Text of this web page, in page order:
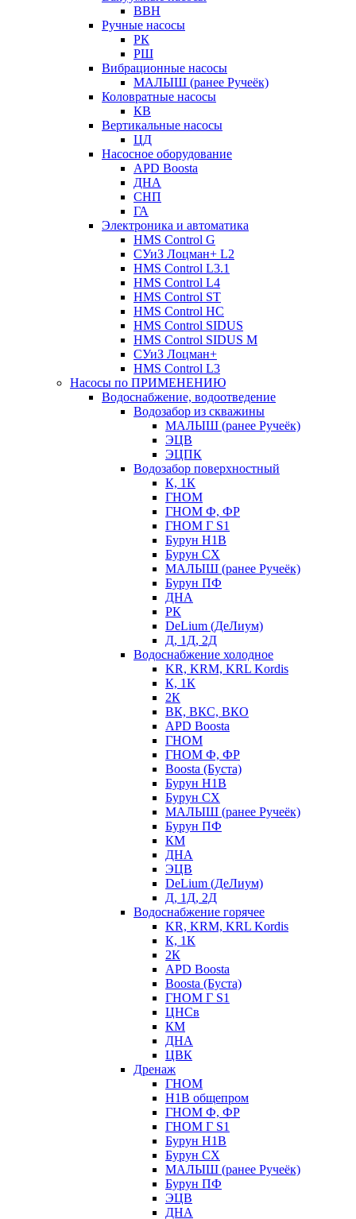
ВВН
Ручные насосы
РК
РШ
Вибрационные насосы
МАЛЫШ (ранее Ручеёк)
Коловратные насосы
КВ
Вертикальные насосы
ЦД
Насосное оборудование
APD Boosta
ДНА
СНП
ГА
Электроника и автоматика
HMS Control G
СУиЗ Лоцман+ L2
HMS Control L3.1
HMS Control L4
HMS Control ST
HMS Control HC
HMS Control SIDUS
HMS Control SIDUS M
СУиЗ Лоцман+
HMS Control L3
Насосы по ПРИМЕНЕНИЮ
Водоснабжение, водоотведение
Водозабор из скважины
МАЛЫШ (ранее Ручеёк)
ЭЦВ
ЭЦПК
Водозабор поверхностный
К, 1К
ГНОМ
ГНОМ Ф, ФР
ГНОМ Г S1
Бурун Н1В
Бурун СХ
МАЛЫШ (ранее Ручеёк)
Бурун ПФ
ДНА
РК
DeLium (ДеЛиум)
Д, 1Д, 2Д
Водоснабжение холодное
KR, KRM, KRL Kordis
К, 1К
2К
ВК, ВКС, ВКО
APD Boosta
ГНОМ
ГНОМ Ф, ФР
Boosta (Буста)
Бурун Н1В
Бурун СХ
МАЛЫШ (ранее Ручеёк)
Бурун ПФ
КМ
ДНА
ЭЦВ
DeLium (ДеЛиум)
Д, 1Д, 2Д
Водоснабжение горячее
KR, KRM, KRL Kordis
К, 1К
2К
APD Boosta
Boosta (Буста)
ГНОМ Г S1
ЦНСв
КМ
ДНА
ЦВК
Дренаж
ГНОМ
Н1В общепром
ГНОМ Ф, ФР
ГНОМ Г S1
Бурун Н1В
Бурун СХ
МАЛЫШ (ранее Ручеёк)
Бурун ПФ
ЭЦВ
ДНА